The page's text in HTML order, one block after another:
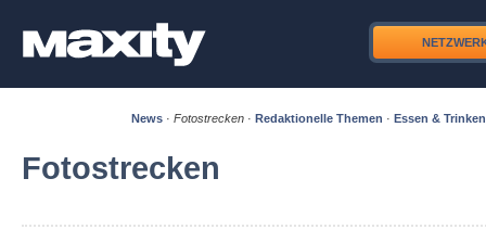
News· Fotostrecken· Redaktionelle Themen · Essen & Trinken
Fotostrecken